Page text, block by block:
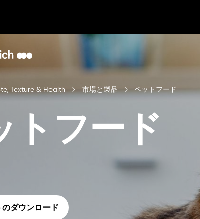
Texture & Health 市場と製品 ペットフード
トフード
ダウンロード